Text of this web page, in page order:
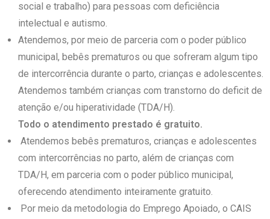
social e trabalho) para pessoas com deficiência
intelectual e autismo.
Atendemos, por meio de parceria com o poder público
municipal, bebês prematuros ou que sofreram algum tipo
de intercorrência durante o parto, crianças e adolescentes.
Atendemos também crianças com transtorno do deficit de
atenção e/ou hiperatividade (TDA/H).
Todo o atendimento prestado é gratuito.
Atendemos bebês prematuros, crianças e adolescentes
com intercorrências no parto, além de crianças com
TDA/H, em parceria com o poder público municipal,
oferecendo atendimento inteiramente gratuito.
Por meio da metodologia do Emprego Apoiado, o CAIS